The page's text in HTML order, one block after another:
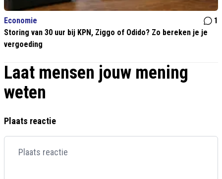
Economie
1
Storing van 30 uur bij KPN, Ziggo of Odido? Zo bereken je je
vergoeding
Laat mensen jouw mening
weten
Plaats reactie